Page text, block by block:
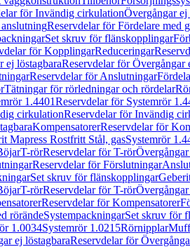
för Invändig cirkulationÖvergångar ej
Reservdelar för Fördelare med
Set skruv för flänskopplingar
för KopplingarReduceringar
ej löstagbaraReservdelar för Övergångar
Reservdelar för Anslutningar
Tätningar för rörledningar och rördelar
1.4401Reservdelar för Systemrör
cirkulationReservdelar för Invändig
KompensatorerReservdelar för
Mapress Rostfritt Stål, gasSystemrör
T-rörReservdelar för T-rör
Reservdelar för Förslutningar
Set skruv för flänskopplingar
T-rörReservdelar för T-rör
Reservdelar för Kompensatorer
rörändeSystempackningarSet skruv för
1.0034Systemrör 1.0215Rörnipplar
ej löstagbaraReservdelar för